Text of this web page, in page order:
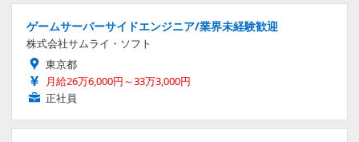
ゲームサーバーサイドエンジニア/業界未経験歓迎
株式会社サムライ・ソフト
東京都
月給26万6,000円～33万3,000円
正社員